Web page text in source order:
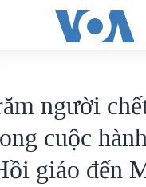
người
cuộc
giáo đến